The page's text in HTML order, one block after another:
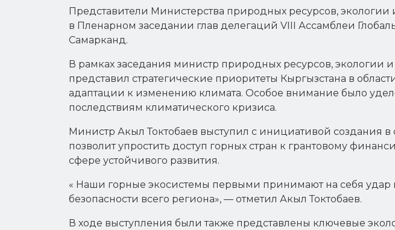
Представители Министерства природных ресурсов,
в Пленарном заседании глав делегаций VIII Ассамблеи
Самарканд.
В рамках заседания министр природных ресурсов, экологии
представил стратегические приоритеты Кыргызстана в
адаптации к изменению климата. Особое внимание было
последствиям климатического кризиса.
Министр Акыл Токтобаев выступил с инициативой создания в
позволит упростить доступ горных стран к грантовому
сфере устойчивого развития.
« Наши горные экосистемы первыми принимают на себя удар
безопасности всего региона», — отметил Акыл Токтобаев.
В ходе выступления были также представлены ключевые